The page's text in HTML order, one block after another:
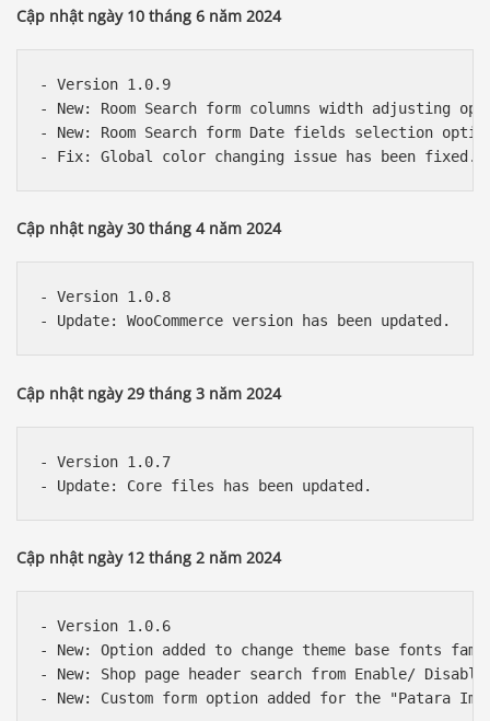
Cập nhật ngày 10 tháng 6 năm 2024
- Version 1.0.9
- New: Room Search form columns width adjusting
- New: Room Search form Date fields selection
Cập nhật ngày 30 tháng 4 năm 2024
- Version 1.0.8
Cập nhật ngày 29 tháng 3 năm 2024
- Version 1.0.7
Cập nhật ngày 12 tháng 2 năm 2024
- Version 1.0.6
- New: Option added to change theme base fonts
- New: Shop page header search from Enable/